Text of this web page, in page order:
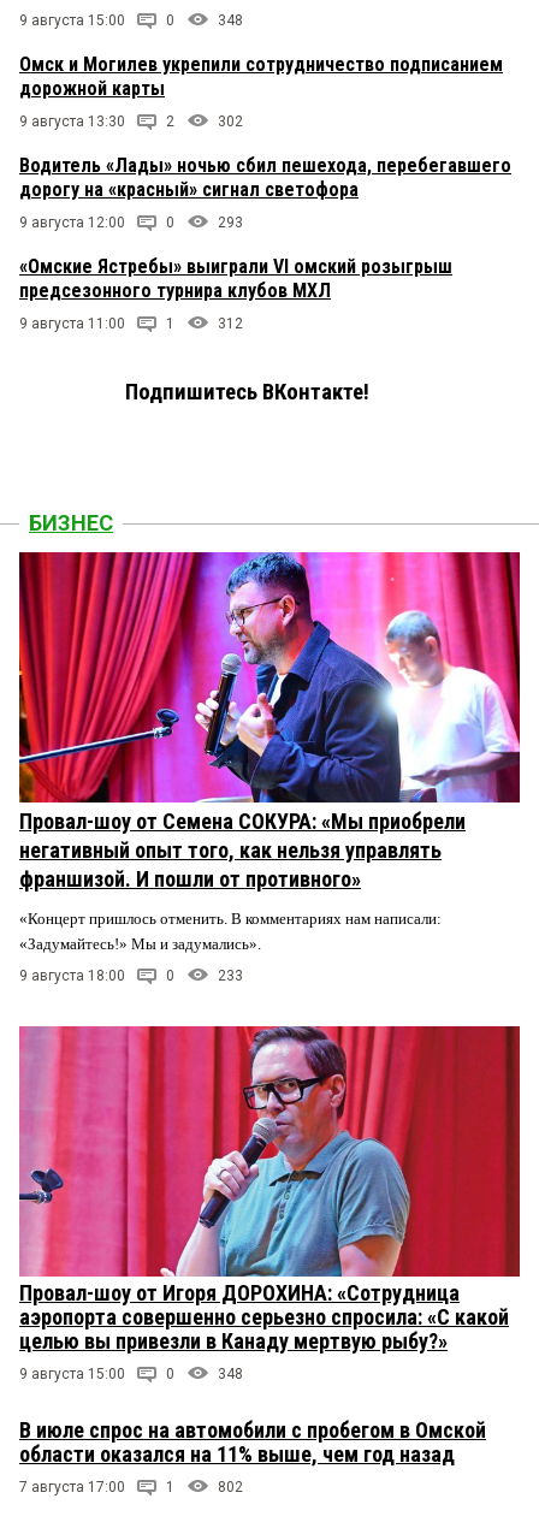
9 августа 15:00 0 348
Омск и Могилев укрепили сотрудничество подписанием
дорожной карты
9 августа 13:30 2 302
Водитель «Лады» ночью сбил пешехода, перебегавшего
дорогу на «красный» сигнал светофора
9 августа 12:00 0 293
«Омские Ястребы» выиграли VI омский розыгрыш
предсезонного турнира клубов МХЛ
9 августа 11:00 1 312
Подпишитесь ВКонтакте!
БИЗНЕС
Провал-шоу от Семена СОКУРА: «Мы приобрели
негативный опыт того, как нельзя управлять
франшизой. И пошли от противного»
«Концерт пришлось отменить. В комментариях нам написали:
«Задумайтесь!» Мы и задумались».
9 августа 18:00 0 233
Провал-шоу от Игоря ДОРОХИНА: «Сотрудница
аэропорта совершенно серьезно спросила: «С какой
целью вы привезли в Канаду мертвую рыбу?»
9 августа 15:00 0 348
В июле спрос на автомобили с пробегом в Омской
области оказался на 11% выше, чем год назад
7 августа 17:00 1 802